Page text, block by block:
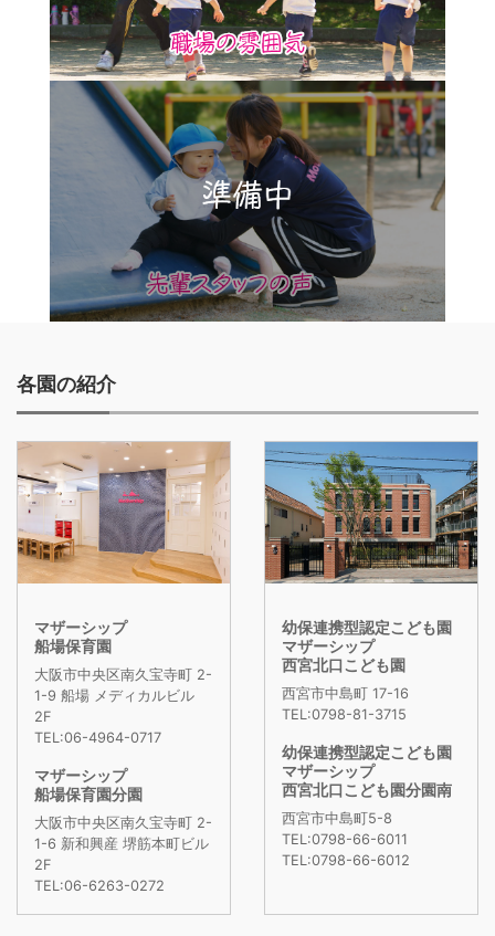
各園の紹介
マザーシップ
船場保育園
大阪市中央区南久宝寺町 2-
1-9 船場 メディカルビル
2F
TEL:06-4964-0717
マザーシップ
船場保育園分園
大阪市中央区南久宝寺町 2-
1-6 新和興産 堺筋本町ビル
2F
TEL:06-6263-0272
幼保連携型認定こども園
マザーシップ
西宮北口こども園
西宮市中島町 17-16
TEL:0798-81-3715
幼保連携型認定こども園
マザーシップ
西宮北口こども園分園南
西宮市中島町5-8
TEL:0798-66-6011
TEL:0798-66-6012